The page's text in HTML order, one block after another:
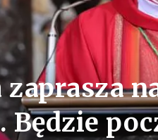
zaprasza
Będzie